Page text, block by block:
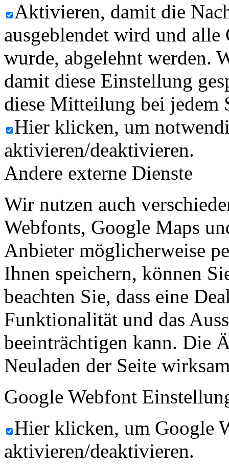
Aktivieren, damit die
ausgeblendet wird und
wurde, abgelehnt werden.
damit diese Einstellung
diese Mitteilung bei jedem
Hier klicken, um
aktivieren/deaktivieren.
Andere externe Dienste
Wir nutzen auch
Webfonts, Google Maps
Anbieter möglicherweise
Ihnen speichern, können
beachten Sie, dass eine
Funktionalität und das
beeinträchtigen kann. Die
Neuladen der Seite
Google Webfont
Hier klicken, um Google
aktivieren/deaktivieren.